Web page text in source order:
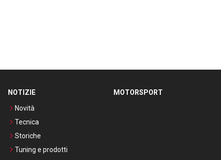
NOTIZIE
Novità
Tecnica
Storiche
Tuning e prodotti
MOTORSPORT